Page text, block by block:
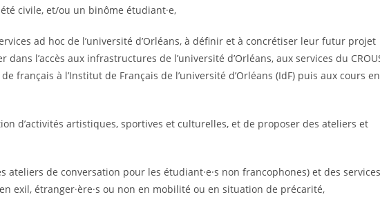
civile, et/ou un binôme étudiant·e,
ad hoc de l’université d’Orléans, à définir et à concrétiser leur futur projet
l’accès aux infrastructures de l’université d’Orléans, aux services du
français à l’Institut de Français de l’université d’Orléans (IdF) puis aux cours en
d’activités artistiques, sportives et culturelles, et de proposer des ateliers et
de conversation pour les étudiant·e·s non francophones) et des services
exil, étranger·ère·s ou non en mobilité ou en situation de précarité,